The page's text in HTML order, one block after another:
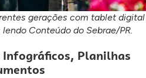
gerações com tablet digital
Conteúdo do Sebrae/PR.
Planilhas